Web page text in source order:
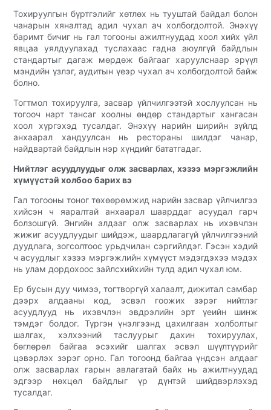
Тохируулгын бүртгэлийг хөтлөх нь тууштай байдал болон
чанарын хяналтад адил чухал ач холбогдолтой. Энэхүү
баримт бичиг нь гал тогооны ажилтнуудад хоол хийх үйл
явцаа уялдуулахад туслахаас гадна аюулгүй байдлын
стандартыг дагаж мөрдөж байгааг харуулснаар эрүүл
мэндийн үзлэг, аудитын үеэр чухал ач холбогдолтой байж
болно.
Тогтмол тохируулга, засвар үйлчилгээтэй хослуулсан нь
тогооч нарт тансаг хоолны өндөр стандартыг хангасан
хоол хүргэхэд тусалдаг. Энэхүү нарийн ширийн зүйлд
анхаарал хандуулсан нь рестораны шилдэг чанар,
найдвартай байдлын нэр хүндийг бататгадаг.
Нийтлэг асуудлуудыг олж засварлах, хэзээ мэргэжлийн
хүмүүстэй холбоо барих вэ
Гал тогооны тоног төхөөрөмжид нарийн засвар үйлчилгээ
хийсэн ч яаралтай анхаарал шаарддаг асуудал гарч
болзошгүй. Энгийн алдааг олж засварлах нь ихэвчлэн
жижиг асуудлуудыг шийдэж, шаардлагагүй үйлчилгээний
дуудлага, зогсолтоос урьдчилан сэргийлдэг. Гэсэн хэдий
ч асуудлыг хэзээ мэргэжлийн хүмүүст мэдэгдэхээ мэдэх
нь улам дордохоос зайлсхийхийн тулд адил чухал юм.
Ер бусын дуу чимээ, тогтворгүй халаалт, дижитал самбар
дээрх алдааны код, эсвэл гоожих зэрэг нийтлэг
асуудлууд нь ихэвчлэн эвдрэлийн эрт үеийн шинж
тэмдэг болдог. Түргэн үнэлгээнд цахилгаан холболтыг
шалгах, хэлхээний таслуурыг дахин тохируулах,
бөглөрөл байгаа эсэхийг шалгах эсвэл шүүлтүүрийг
цэвэрлэх зэрэг орно. Гал тогоонд байгаа үндсэн алдааг
олж засварлах гарын авлагатай байх нь ажилтнуудад
эдгээр нөхцөл байдлыг үр дүнтэй шийдвэрлэхэд
тусалдаг.